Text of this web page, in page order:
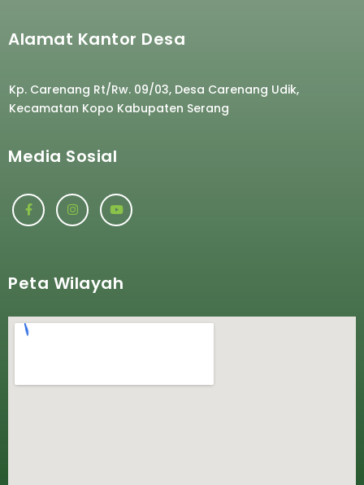
Alamat Kantor Desa
Kp. Carenang Rt/Rw. 09/03, Desa Carenang Udik,
Kecamatan Kopo Kabupaten Serang
Media Sosial
Peta Wilayah